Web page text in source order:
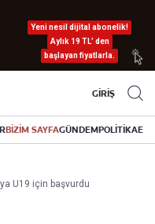
Yeni nesil dijital abonelik!
Aylık 19 TL’ den
başlayan fiyatlarla.
GİRİŞ
BİZİM SAYFAGÜNDEMPOLİTİKA
U19 için başvurdu